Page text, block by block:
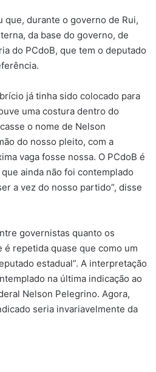
que, durante o governo de Rui,
da base do governo, de
do PCdoB, que tem o deputado
já tinha sido colocado para
uma costura dentro do
o nome de Nelson
do nosso pleito, com a
vaga fosse nossa. O PCdoB é
ainda não foi contemplado
a vez do nosso partido”, disse
governistas quanto os
repetida quase que como um
estadual”. A interpretação
na última indicação ao
Nelson Pelegrino. Agora,
seria invariavelmente da